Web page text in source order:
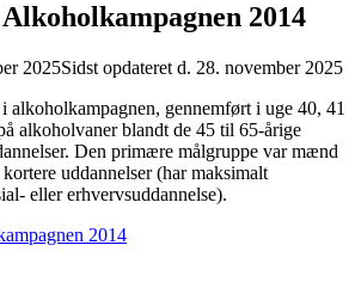
2014
2025Sidst opdateret d. 28. november 2025
alkoholkampagnen, gennemført i uge 40, 41
alkoholvaner blandt de 45 til 65-årige
Den primære målgruppe var mænd
uddannelser (har maksimalt
eller erhvervsuddannelse).
2014